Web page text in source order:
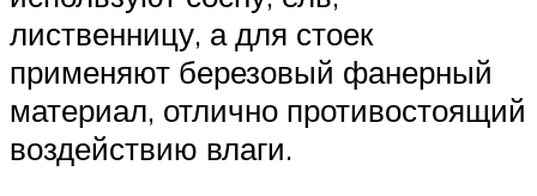
лиственницу, а для стоек
применяют березовый фанерный
материал, отлично противостоящий
воздействию влаги.